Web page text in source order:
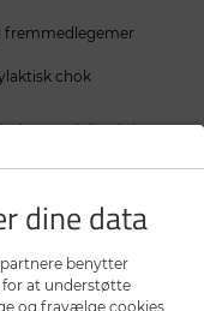
fremmedlegemer
chok
med din aktive
fra hverdagen.
af dine
og evt. klargøring af
dine data
benytter
for at understøtte
og fravælge cookies